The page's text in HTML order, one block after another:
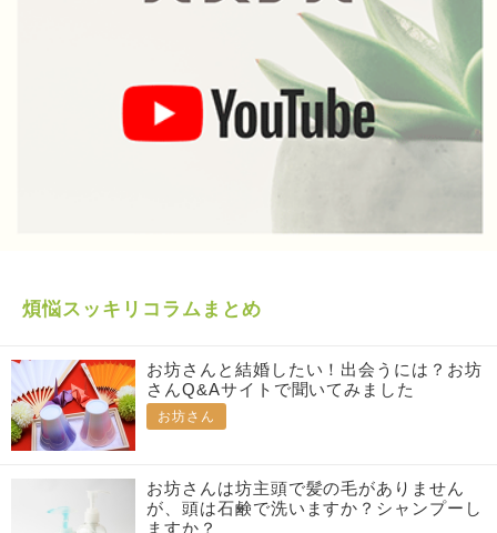
煩悩スッキリコラムまとめ
お坊さんと結婚したい！出会うには？お坊
さんQ&Aサイトで聞いてみました
お坊さん
お坊さんは坊主頭で髪の毛がありません
が、頭は石鹸で洗いますか？シャンプーし
ますか？